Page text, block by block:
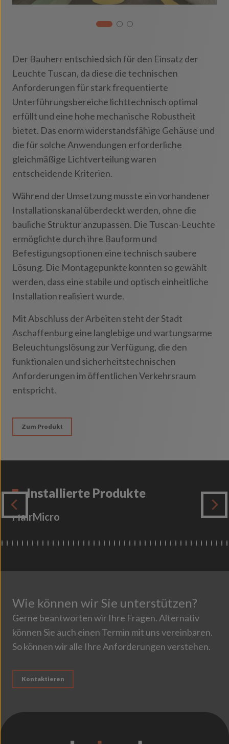
Der Bauherr entschied sich für den Einsatz der
Leuchte Tuscan, da diese die technischen
Anforderungen für stark frequentierte
Unterführungsbereiche lichttechnisch optimal
erfüllt und eine hohe mechanische Robustheit
bietet. Das enorm widerstandsfähige Gehäuse und
die für solche Anwendungen erforderliche
gleichmäßige Lichtverteilung waren
entscheidende Kriterien.
Während der Umsetzung musste ein vorhandener
Installationskanal überdeckt werden, ohne die
bauliche Struktur anzupassen. Die Tuscan-Leuchte
ermöglichte durch ihre Bauform und
Befestigungsoptionen eine technisch saubere
Lösung. Die Montagepunkte konnten so gewählt
werden, dass eine stabile und optisch einheitliche
Installation realisiert wurde.
Mit Abschluss der Arbeiten steht der Stadt
Aschaffenburg eine langlebige und wartungsarme
Beleuchtungslösung zur Verfügung, die den
funktionalen und sicherheitstechnischen
Anforderungen im öffentlichen Verkehrsraum
entspricht.
Zum Produkt
Installierte Produkte
FlairMicro
Wie können wir Sie unterstützen?
Gerne beantworten wir Ihre Fragen. Alternativ
können Sie auch einen Termin mit uns vereinbaren.
So können wir alle Ihre Anforderungen verstehen.
Kontaktieren